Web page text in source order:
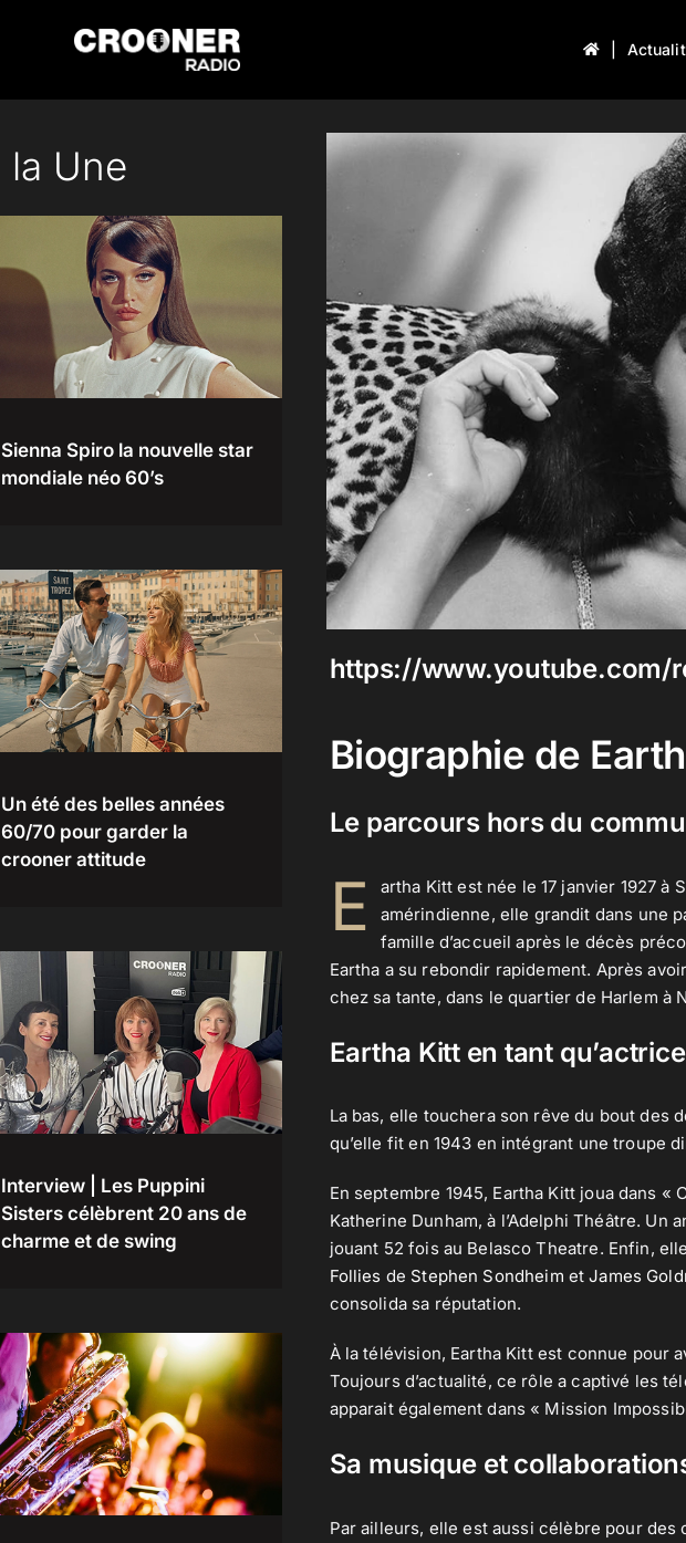
la Une
Sienna Spiro la nouvelle star
mondiale néo 60’s
Un été des belles années
60/70 pour garder la
crooner attitude
Interview | Les Puppini
Sisters célèbrent 20 ans de
charme et de swing
https://www.youtube.com/
Biographie de
Le parcours hors du
E
artha Kitt est née le 17 janvier 1927 à
amérindienne, elle grandit dans une
famille d’accueil après le décès
Eartha a su rebondir rapidement. Après
chez sa tante, dans le quartier de Harlem à
Eartha Kitt en tant
La bas, elle touchera son rêve du bout des
qu’elle fit en 1943 en intégrant une troupe
En septembre 1945, Eartha Kitt joua dans
Katherine Dunham, à l’Adelphi Théâtre. Un
jouant 52 fois au Belasco Theatre. Enfin,
Follies de Stephen Sondheim etJames
consolida sa réputation.
À la télévision, Eartha Kitt est connue pour
Toujours d’actualité, ce rôle a captivé les
apparait également dans « Mission
Sa musique et
Par ailleurs, elle est aussi célèbre pour des